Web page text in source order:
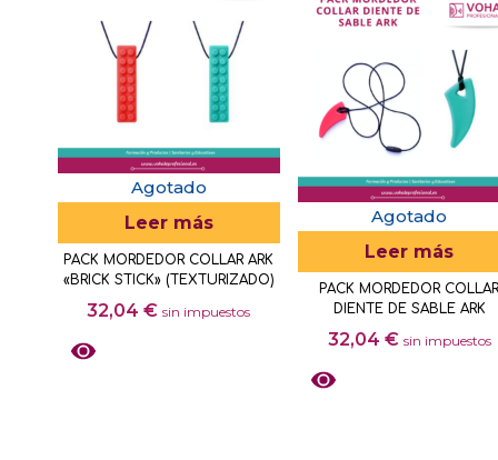
Agotado
Leer más
PACK MORDEDOR COLLAR ARK
«BRICK STICK» (TEXTURIZADO)
32,04€ sin impuestos
Agotado
Leer más
PACK MORDEDOR
DIENTE DE SABLE ARK
32,04 € sin impuestos